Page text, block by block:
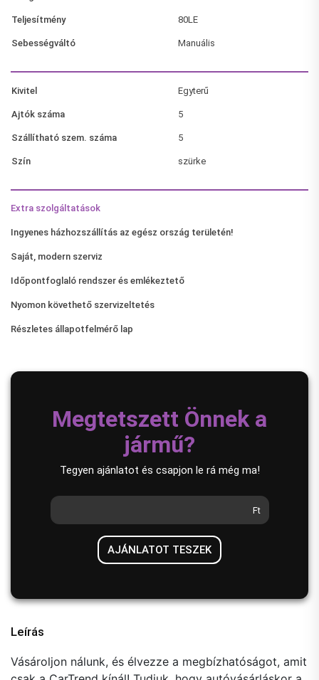
Teljesítmény 80LE
Sebességváltó Manuális
Kivitel Egyterű
Ajtók száma 5
Szállítható szem. száma 5
Szín szürke
Extra szolgáltatások
Ingyenes házhozszállítás az egész ország területén!
Saját, modern szerviz
Időpontfoglaló rendszer és emlékeztető
Nyomon követhető szervizeltetés
Részletes állapotfelmérő lap
Megtetszett Önnek a
jármű?
Tegyen ajánlatot és csapjon le rá még ma!
Ft
AJÁNLATOT TESZEK
Leírás
Vásároljon nálunk, és élvezze a megbízhatóságot, amit